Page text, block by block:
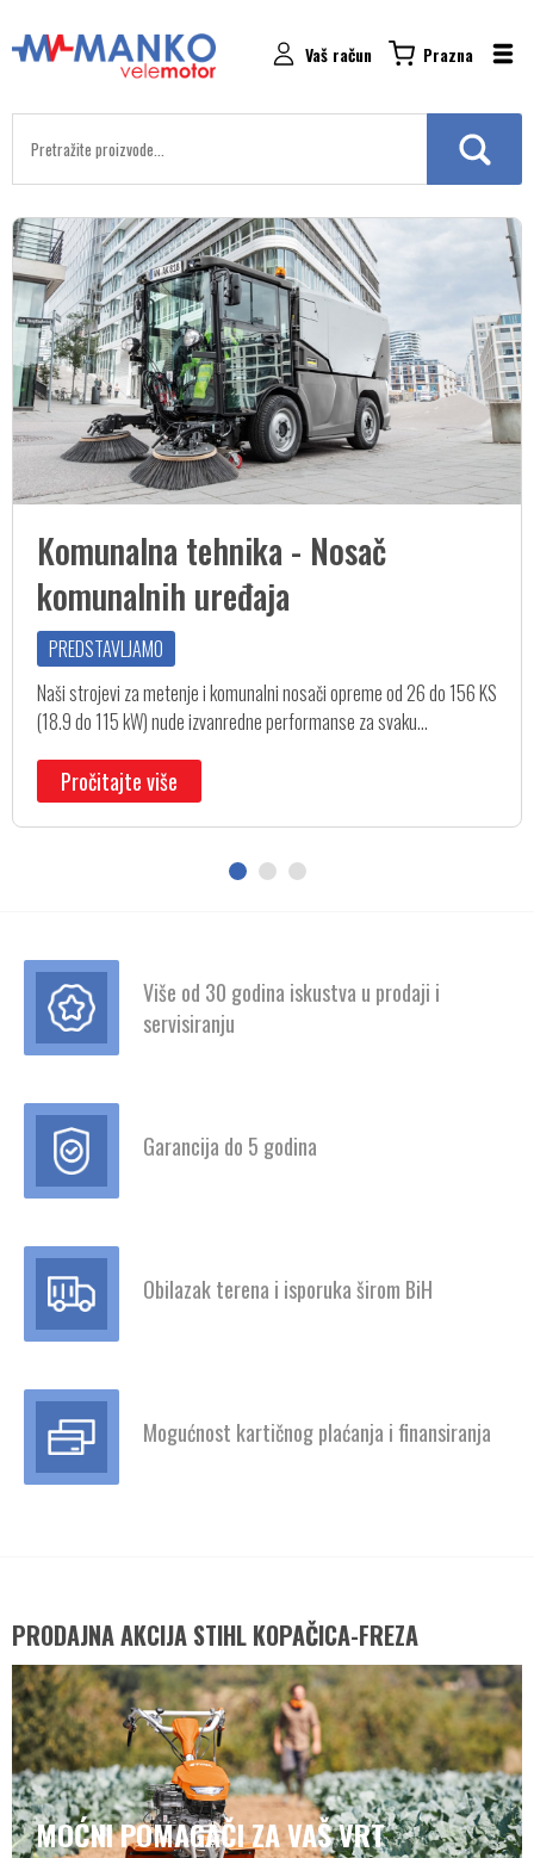
Vaš račun Prazna
Komunalna tehnika - Nosač
komunalnih uređaja
PREDSTAVLJAMO
Naši strojevi za metenje i komunalni nosači opreme od 26 do 156 KS
(18.9 do 115 kW) nude izvanredne performanse za svaku...
Pročitajte više
Više od 30 godina iskustva u prodaji i
servisiranju
Garancija do 5 godina
Obilazak terena i isporuka širom BiH
Mogućnost kartičnog plaćanja i finansiranja
PRODAJNA AKCIJA STIHL KOPAČICA-FREZA
MOĆNI POMAGAČI ZA VAŠ VRT